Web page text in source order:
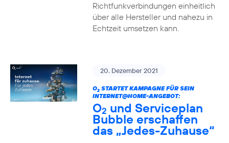
Richtfunkverbindungen einheitlich
über alle Hersteller und nahezu in
Echtzeit umsetzen kann.
20. Dezember 2021
O2STARTET KAMPAGNE FÜR SEIN
INTERNET@HOME-ANGEBOT:
O2 und Serviceplan
Bubble erschaffen
das „Jedes-Zuhause“